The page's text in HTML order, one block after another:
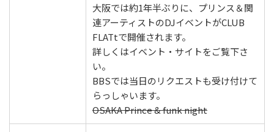
大阪では約1年半ぶりに、プリンス＆関
連アーティストのDJイベントがCLUB
FLATtで開催されます。
詳しくはイベント・サイトをご覧下さ
い。
BBSでは当日のリクエストも受け付けて
らっしゃいます。
OSAKA Prince & funk night